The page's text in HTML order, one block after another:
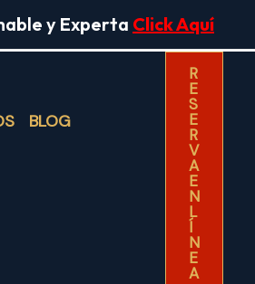
y Experta Click Aquí
BLOG
R
E
S
E
R
V
A
E
N
L
Í
N
E
A